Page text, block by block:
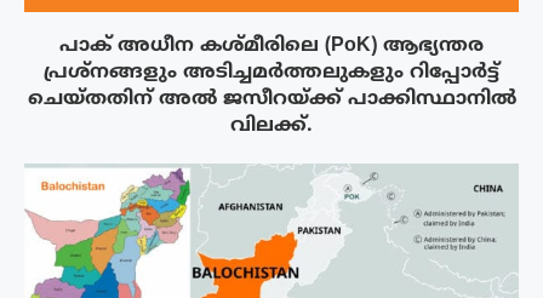
പാക് അധീന കശ്മീരിലെ (PoK) ആഭ്യന്തര
പ്രശ്നങ്ങളും അടിച്ചമർത്തലുകളും റിപ്പോർട്ട്
ചെയ്തതിന് അൽ ജസീറയ്‌ക്ക് പാക്കിസ്ഥാനിൽ
വിലക്ക്.